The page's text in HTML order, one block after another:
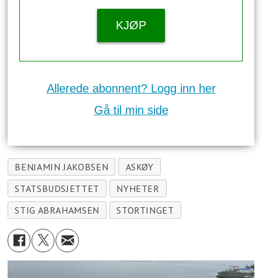
KJØP
Allerede abonnent? Logg inn her
Gå til min side
BENJAMIN JAKOBSEN
ASKØY
STATSBUDSJETTET
NYHETER
STIG ABRAHAMSEN
STORTINGET